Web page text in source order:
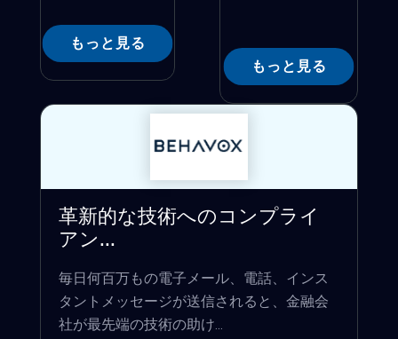
もっと見る
もっと見る
革新的な技術へのコンプライ
アン...
毎日何百万もの電子メール、電話、インス
タントメッセージが送信されると、金融会
社が最先端の技術の助け...